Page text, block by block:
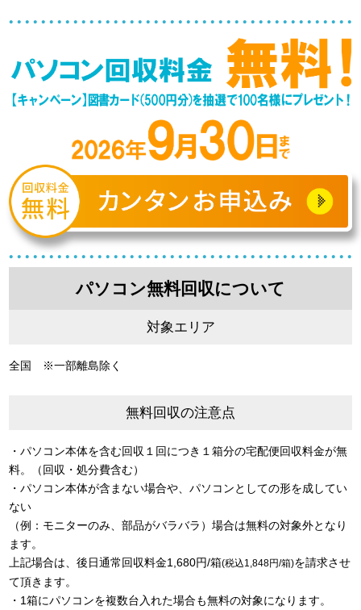
パソコン無料回収について
対象エリア
全国 ※一部離島除く
無料回収の注意点
・パソコン本体を含む回収１回につき１箱分の宅配便回収料金が無
料。（回収・処分費含む）
・パソコン本体が含まない場合や、パソコンとしての形を成してい
ない
（例：モニターのみ、部品がバラバラ）場合は無料の対象外となり
ます。
上記場合は、後日通常回収料金1,680円/箱(税込1,848円/箱)を請求させ
て頂きます。
・1箱にパソコンを複数台入れた場合も無料の対象になります。